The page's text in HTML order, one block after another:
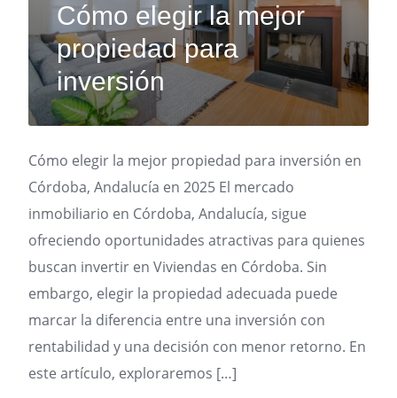
Cómo elegir la mejor
propiedad para
inversión
Cómo elegir la mejor propiedad para inversión en
Córdoba, Andalucía en 2025 El mercado
inmobiliario en Córdoba, Andalucía, sigue
ofreciendo oportunidades atractivas para quienes
buscan invertir en Viviendas en Córdoba. Sin
embargo, elegir la propiedad adecuada puede
marcar la diferencia entre una inversión con
rentabilidad y una decisión con menor retorno. En
este artículo, exploraremos […]